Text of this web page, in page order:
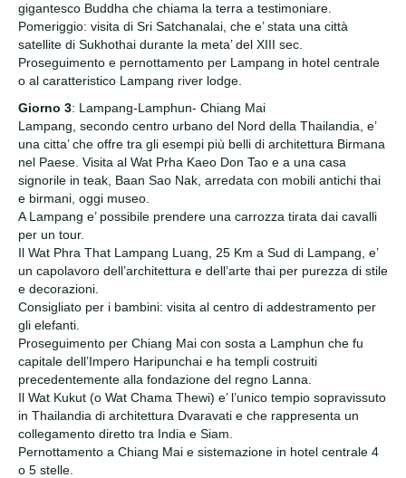
gigantesco Buddha che chiama la terra a testimoniare.
Pomeriggio: visita di Sri Satchanalai, che e’ stata una città
satellite di Sukhothai durante la meta’ del XIII sec.
Proseguimento e pernottamento per Lampang in hotel centrale
o al caratteristico Lampang river lodge.
Giorno 3: Lampang-Lamphun- Chiang Mai
Lampang, secondo centro urbano del Nord della Thailandia, e’
una citta’ che offre tra gli esempi più belli di architettura Birmana
nel Paese. Visita al Wat Prha Kaeo Don Tao e a una casa
signorile in teak, Baan Sao Nak, arredata con mobili antichi thai
e birmani, oggi museo.
A Lampang e’ possibile prendere una carrozza tirata dai cavalli
per un tour.
Il Wat Phra That Lampang Luang, 25 Km a Sud di Lampang, e’
un capolavoro dell’architettura e dell’arte thai per purezza di stile
e decorazioni.
Consigliato per i bambini: visita al centro di addestramento per
gli elefanti.
Proseguimento per Chiang Mai con sosta a Lamphun che fu
capitale dell’Impero Haripunchai e ha templi costruiti
precedentemente alla fondazione del regno Lanna.
Il Wat Kukut (o Wat Chama Thewi) e’ l’unico tempio sopravissuto
in Thailandia di architettura Dvaravati e che rappresenta un
collegamento diretto tra India e Siam.
Pernottamento a Chiang Mai e sistemazione in hotel centrale 4
o 5 stelle.